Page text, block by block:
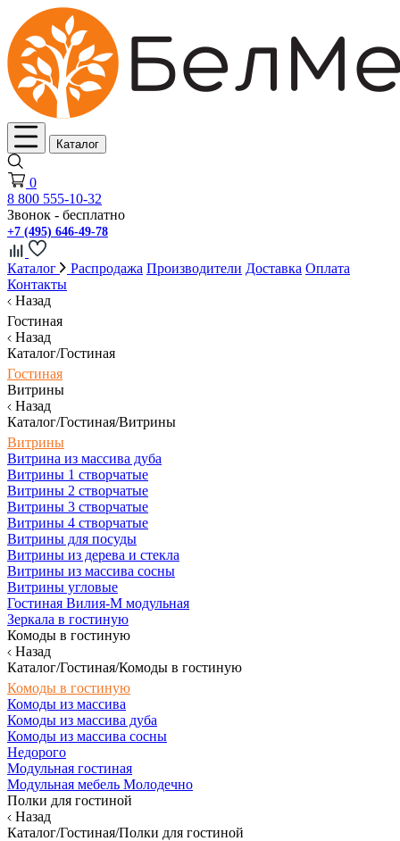
Каталог
0
8 800 555-10-32
Звонок - бесплатно
+7 (495) 646-49-78
Каталог Распродажа Производители Доставка Оплата
Контакты
Назад
Гостиная
Назад
Каталог/Гостиная
Гостиная
Витрины
Назад
Каталог/Гостиная/Витрины
Витрины
Витрина из массива дуба
Витрины 1 створчатые
Витрины 2 створчатые
Витрины 3 створчатые
Витрины 4 створчатые
Витрины для посуды
Витрины из дерева и стекла
Витрины из массива сосны
Витрины угловые
Гостиная Вилия-М модульная
Зеркала в гостиную
Комоды в гостиную
Назад
Каталог/Гостиная/Комоды в гостиную
Комоды в гостиную
Комоды из массива
Комоды из массива дуба
Комоды из массива сосны
Недорого
Модульная гостиная
Модульная мебель Молодечно
Полки для гостиной
Назад
Каталог/Гостиная/Полки для гостиной